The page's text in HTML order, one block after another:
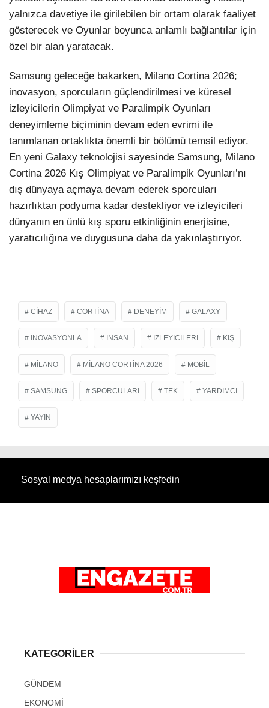
yalnızca davetiye ile girilebilen bir ortam olarak faaliyet
gösterecek ve Oyunlar boyunca anlamlı bağlantılar için
özel bir alan yaratacak.
Samsung geleceğe bakarken, Milano Cortina 2026;
inovasyon, sporcuların güçlendirilmesi ve küresel
izleyicilerin Olimpiyat ve Paralimpik Oyunları
deneyimleme biçiminin devam eden evrimi ile
tanımlanan ortaklıkta önemli bir bölümü temsil ediyor.
En yeni Galaxy teknolojisi sayesinde Samsung, Milano
Cortina 2026 Kış Olimpiyat ve Paralimpik Oyunları’nı
dış dünyaya açmaya devam ederek sporcuları
hazırlıktan podyuma kadar destekliyor ve izleyicileri
dünyanın en ünlü kış sporu etkinliğinin enerjisine,
yaratıcılığına ve duygusuna daha da yakınlaştırıyor.
CIHAZ CORTINA DENEYIM GALAXY
INOVASYONLA INSAN IZLEYICILERI KIŞ
MILANO MILANO CORTINA 2026 MOBIL
SAMSUNG SPORCULARI TEK YARDIMCI
YAYIN
Sosyal medya hesaplarımızı keşfedin
KATEGORİLER
GÜNDEM
EKONOMİ